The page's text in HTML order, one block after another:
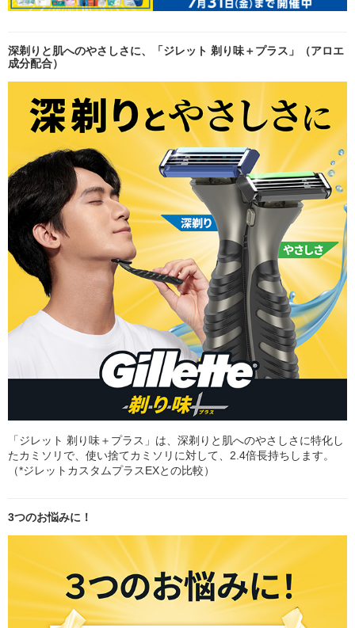
深剃りと肌へのやさしさに、「ジレット 剃り味＋プラス」（アロエ
成分配合）
「ジレット 剃り味＋プラス」は、深剃りと肌へのやさしさに特化し
たカミソリで、使い捨てカミソリに対して、2.4倍長持ちします。
（*ジレットカスタムプラスEXとの比較）
3つのお悩みに！